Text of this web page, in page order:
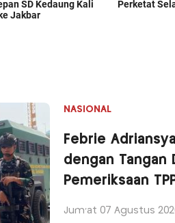
NASIONAL
Febrie
dengan Tangan
Pemeriksaan
Jum'at 07 Agustus